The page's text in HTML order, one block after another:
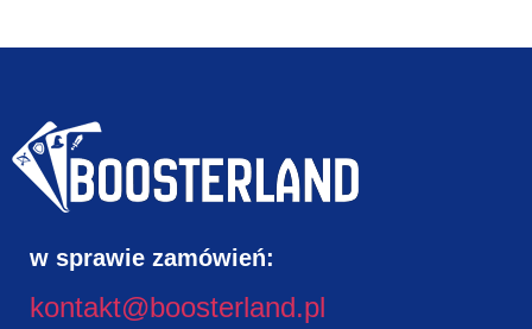
w sprawie zamówień:
kontakt@boosterland.pl